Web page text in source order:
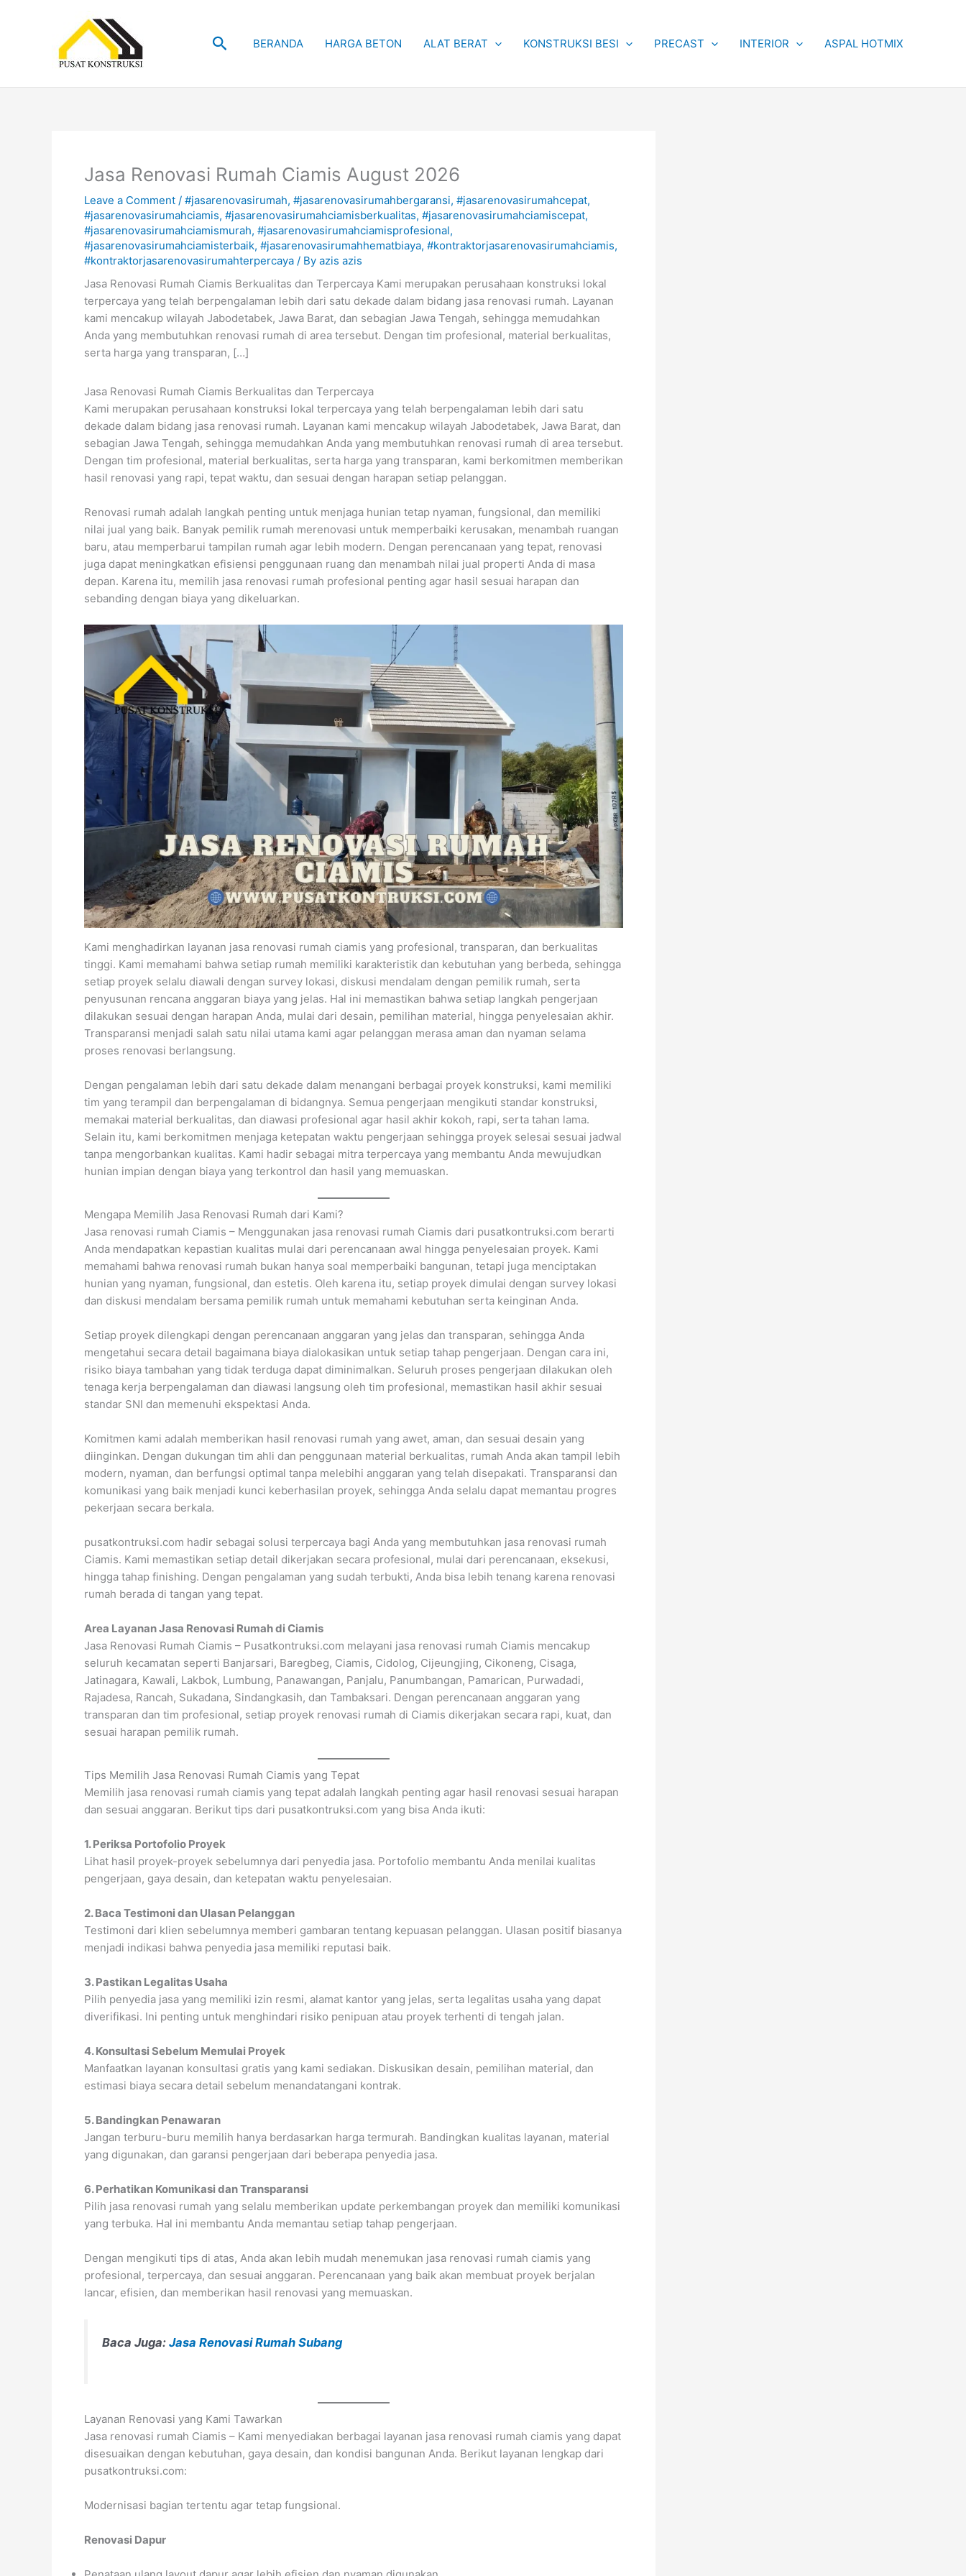
SearchBERANDA HARGA BETON ALAT BERAT KONSTRUKSI BESI PRECAST INTERIOR ASPAL HOTMIX
Jasa Renovasi Rumah Ciamis August 2026
Leave a Comment / #jasarenovasirumah, #jasarenovasirumahbergaransi, #jasarenovasirumahcepat,
#jasarenovasirumahciamis, #jasarenovasirumahciamisberkualitas, #jasarenovasirumahciamiscepat,
#jasarenovasirumahciamismurah, #jasarenovasirumahciamisprofesional,
#jasarenovasirumahciamisterbaik, #jasarenovasirumahhematbiaya, #kontraktorjasarenovasirumahciamis,
#kontraktorjasarenovasirumahterpercaya / By azis azis
Jasa Renovasi Rumah Ciamis Berkualitas dan Terpercaya Kami merupakan perusahaan konstruksi lokal
terpercaya yang telah berpengalaman lebih dari satu dekade dalam bidang jasa renovasi rumah. Layanan
kami mencakup wilayah Jabodetabek, Jawa Barat, dan sebagian Jawa Tengah, sehingga memudahkan
Anda yang membutuhkan renovasi rumah di area tersebut. Dengan tim profesional, material berkualitas,
serta harga yang transparan, […]
Jasa Renovasi Rumah Ciamis Berkualitas dan Terpercaya
Kami merupakan perusahaan konstruksi lokal terpercaya yang telah berpengalaman lebih dari satu
dekade dalam bidang jasa renovasi rumah. Layanan kami mencakup wilayah Jabodetabek, Jawa Barat, dan
sebagian Jawa Tengah, sehingga memudahkan Anda yang membutuhkan renovasi rumah di area tersebut.
Dengan tim profesional, material berkualitas, serta harga yang transparan, kami berkomitmen memberikan
hasil renovasi yang rapi, tepat waktu, dan sesuai dengan harapan setiap pelanggan.
Renovasi rumah adalah langkah penting untuk menjaga hunian tetap nyaman, fungsional, dan memiliki
nilai jual yang baik. Banyak pemilik rumah merenovasi untuk memperbaiki kerusakan, menambah ruangan
baru, atau memperbarui tampilan rumah agar lebih modern. Dengan perencanaan yang tepat, renovasi
juga dapat meningkatkan efisiensi penggunaan ruang dan menambah nilai jual properti Anda di masa
depan. Karena itu, memilih jasa renovasi rumah profesional penting agar hasil sesuai harapan dan
sebanding dengan biaya yang dikeluarkan.
Kami menghadirkan layanan jasa renovasi rumah ciamis yang profesional, transparan, dan berkualitas
tinggi. Kami memahami bahwa setiap rumah memiliki karakteristik dan kebutuhan yang berbeda, sehingga
setiap proyek selalu diawali dengan survey lokasi, diskusi mendalam dengan pemilik rumah, serta
penyusunan rencana anggaran biaya yang jelas. Hal ini memastikan bahwa setiap langkah pengerjaan
dilakukan sesuai dengan harapan Anda, mulai dari desain, pemilihan material, hingga penyelesaian akhir.
Transparansi menjadi salah satu nilai utama kami agar pelanggan merasa aman dan nyaman selama
proses renovasi berlangsung.
Dengan pengalaman lebih dari satu dekade dalam menangani berbagai proyek konstruksi, kami memiliki
tim yang terampil dan berpengalaman di bidangnya. Semua pengerjaan mengikuti standar konstruksi,
memakai material berkualitas, dan diawasi profesional agar hasil akhir kokoh, rapi, serta tahan lama.
Selain itu, kami berkomitmen menjaga ketepatan waktu pengerjaan sehingga proyek selesai sesuai jadwal
tanpa mengorbankan kualitas. Kami hadir sebagai mitra terpercaya yang membantu Anda mewujudkan
hunian impian dengan biaya yang terkontrol dan hasil yang memuaskan.
Mengapa Memilih Jasa Renovasi Rumah dari Kami?
Jasa renovasi rumah Ciamis – Menggunakan jasa renovasi rumah Ciamis dari pusatkontruksi.com berarti
Anda mendapatkan kepastian kualitas mulai dari perencanaan awal hingga penyelesaian proyek. Kami
memahami bahwa renovasi rumah bukan hanya soal memperbaiki bangunan, tetapi juga menciptakan
hunian yang nyaman, fungsional, dan estetis. Oleh karena itu, setiap proyek dimulai dengan survey lokasi
dan diskusi mendalam bersama pemilik rumah untuk memahami kebutuhan serta keinginan Anda.
Setiap proyek dilengkapi dengan perencanaan anggaran yang jelas dan transparan, sehingga Anda
mengetahui secara detail bagaimana biaya dialokasikan untuk setiap tahap pengerjaan. Dengan cara ini,
risiko biaya tambahan yang tidak terduga dapat diminimalkan. Seluruh proses pengerjaan dilakukan oleh
tenaga kerja berpengalaman dan diawasi langsung oleh tim profesional, memastikan hasil akhir sesuai
standar SNI dan memenuhi ekspektasi Anda.
Komitmen kami adalah memberikan hasil renovasi rumah yang awet, aman, dan sesuai desain yang
diinginkan. Dengan dukungan tim ahli dan penggunaan material berkualitas, rumah Anda akan tampil lebih
modern, nyaman, dan berfungsi optimal tanpa melebihi anggaran yang telah disepakati. Transparansi dan
komunikasi yang baik menjadi kunci keberhasilan proyek, sehingga Anda selalu dapat memantau progres
pekerjaan secara berkala.
pusatkontruksi.com hadir sebagai solusi terpercaya bagi Anda yang membutuhkan jasa renovasi rumah
Ciamis. Kami memastikan setiap detail dikerjakan secara profesional, mulai dari perencanaan, eksekusi,
hingga tahap finishing. Dengan pengalaman yang sudah terbukti, Anda bisa lebih tenang karena renovasi
rumah berada di tangan yang tepat.
Area Layanan Jasa Renovasi Rumah di Ciamis
Jasa Renovasi Rumah Ciamis – Pusatkontruksi.com melayani jasa renovasi rumah Ciamis mencakup
seluruh kecamatan seperti Banjarsari, Baregbeg, Ciamis, Cidolog, Cijeungjing, Cikoneng, Cisaga,
Jatinagara, Kawali, Lakbok, Lumbung, Panawangan, Panjalu, Panumbangan, Pamarican, Purwadadi,
Rajadesa, Rancah, Sukadana, Sindangkasih, dan Tambaksari. Dengan perencanaan anggaran yang
transparan dan tim profesional, setiap proyek renovasi rumah di Ciamis dikerjakan secara rapi, kuat, dan
sesuai harapan pemilik rumah.
Tips Memilih Jasa Renovasi Rumah Ciamis yang Tepat
Memilih jasa renovasi rumah ciamis yang tepat adalah langkah penting agar hasil renovasi sesuai harapan
dan sesuai anggaran. Berikut tips dari pusatkontruksi.com yang bisa Anda ikuti:
1. Periksa Portofolio Proyek
Lihat hasil proyek-proyek sebelumnya dari penyedia jasa. Portofolio membantu Anda menilai kualitas
pengerjaan, gaya desain, dan ketepatan waktu penyelesaian.
2. Baca Testimoni dan Ulasan Pelanggan
Testimoni dari klien sebelumnya memberi gambaran tentang kepuasan pelanggan. Ulasan positif biasanya
menjadi indikasi bahwa penyedia jasa memiliki reputasi baik.
3. Pastikan Legalitas Usaha
Pilih penyedia jasa yang memiliki izin resmi, alamat kantor yang jelas, serta legalitas usaha yang dapat
diverifikasi. Ini penting untuk menghindari risiko penipuan atau proyek terhenti di tengah jalan.
4. Konsultasi Sebelum Memulai Proyek
Manfaatkan layanan konsultasi gratis yang kami sediakan. Diskusikan desain, pemilihan material, dan
estimasi biaya secara detail sebelum menandatangani kontrak.
5. Bandingkan Penawaran
Jangan terburu-buru memilih hanya berdasarkan harga termurah. Bandingkan kualitas layanan, material
yang digunakan, dan garansi pengerjaan dari beberapa penyedia jasa.
6. Perhatikan Komunikasi dan Transparansi
Pilih jasa renovasi rumah yang selalu memberikan update perkembangan proyek dan memiliki komunikasi
yang terbuka. Hal ini membantu Anda memantau setiap tahap pengerjaan.
Dengan mengikuti tips di atas, Anda akan lebih mudah menemukan jasa renovasi rumah ciamis yang
profesional, terpercaya, dan sesuai anggaran. Perencanaan yang baik akan membuat proyek berjalan
lancar, efisien, dan memberikan hasil renovasi yang memuaskan.
Baca Juga: Jasa Renovasi Rumah Subang
Layanan Renovasi yang Kami Tawarkan
Jasa renovasi rumah Ciamis – Kami menyediakan berbagai layanan jasa renovasi rumah ciamis yang dapat
disesuaikan dengan kebutuhan, gaya desain, dan kondisi bangunan Anda. Berikut layanan lengkap dari
pusatkontruksi.com:
Modernisasi bagian tertentu agar tetap fungsional.
Renovasi Dapur